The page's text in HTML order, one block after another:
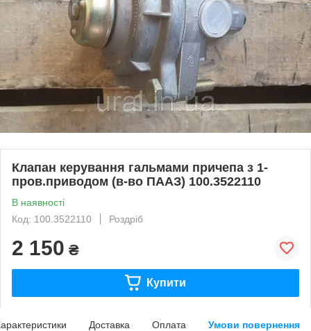
Клапан керування гальмами причепа з 1-
пров.приводом (в-во ПААЗ) 100.3522110
В наявності
Код: 100.3522110
Роздріб
2 150 ₴
Купити
Доставка Оплата Умови повернення